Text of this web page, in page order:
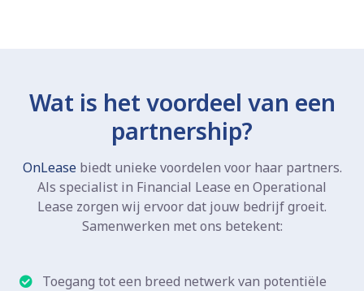
Wat is het voordeel van een
partnership?
OnLeasebiedt unieke voordelen voor haar partners.
Als specialist in Financial Lease en Operational
Lease zorgen wij ervoor dat jouw bedrijf groeit.
Samenwerken met ons betekent:
Toegang tot een breed netwerk van potentiële